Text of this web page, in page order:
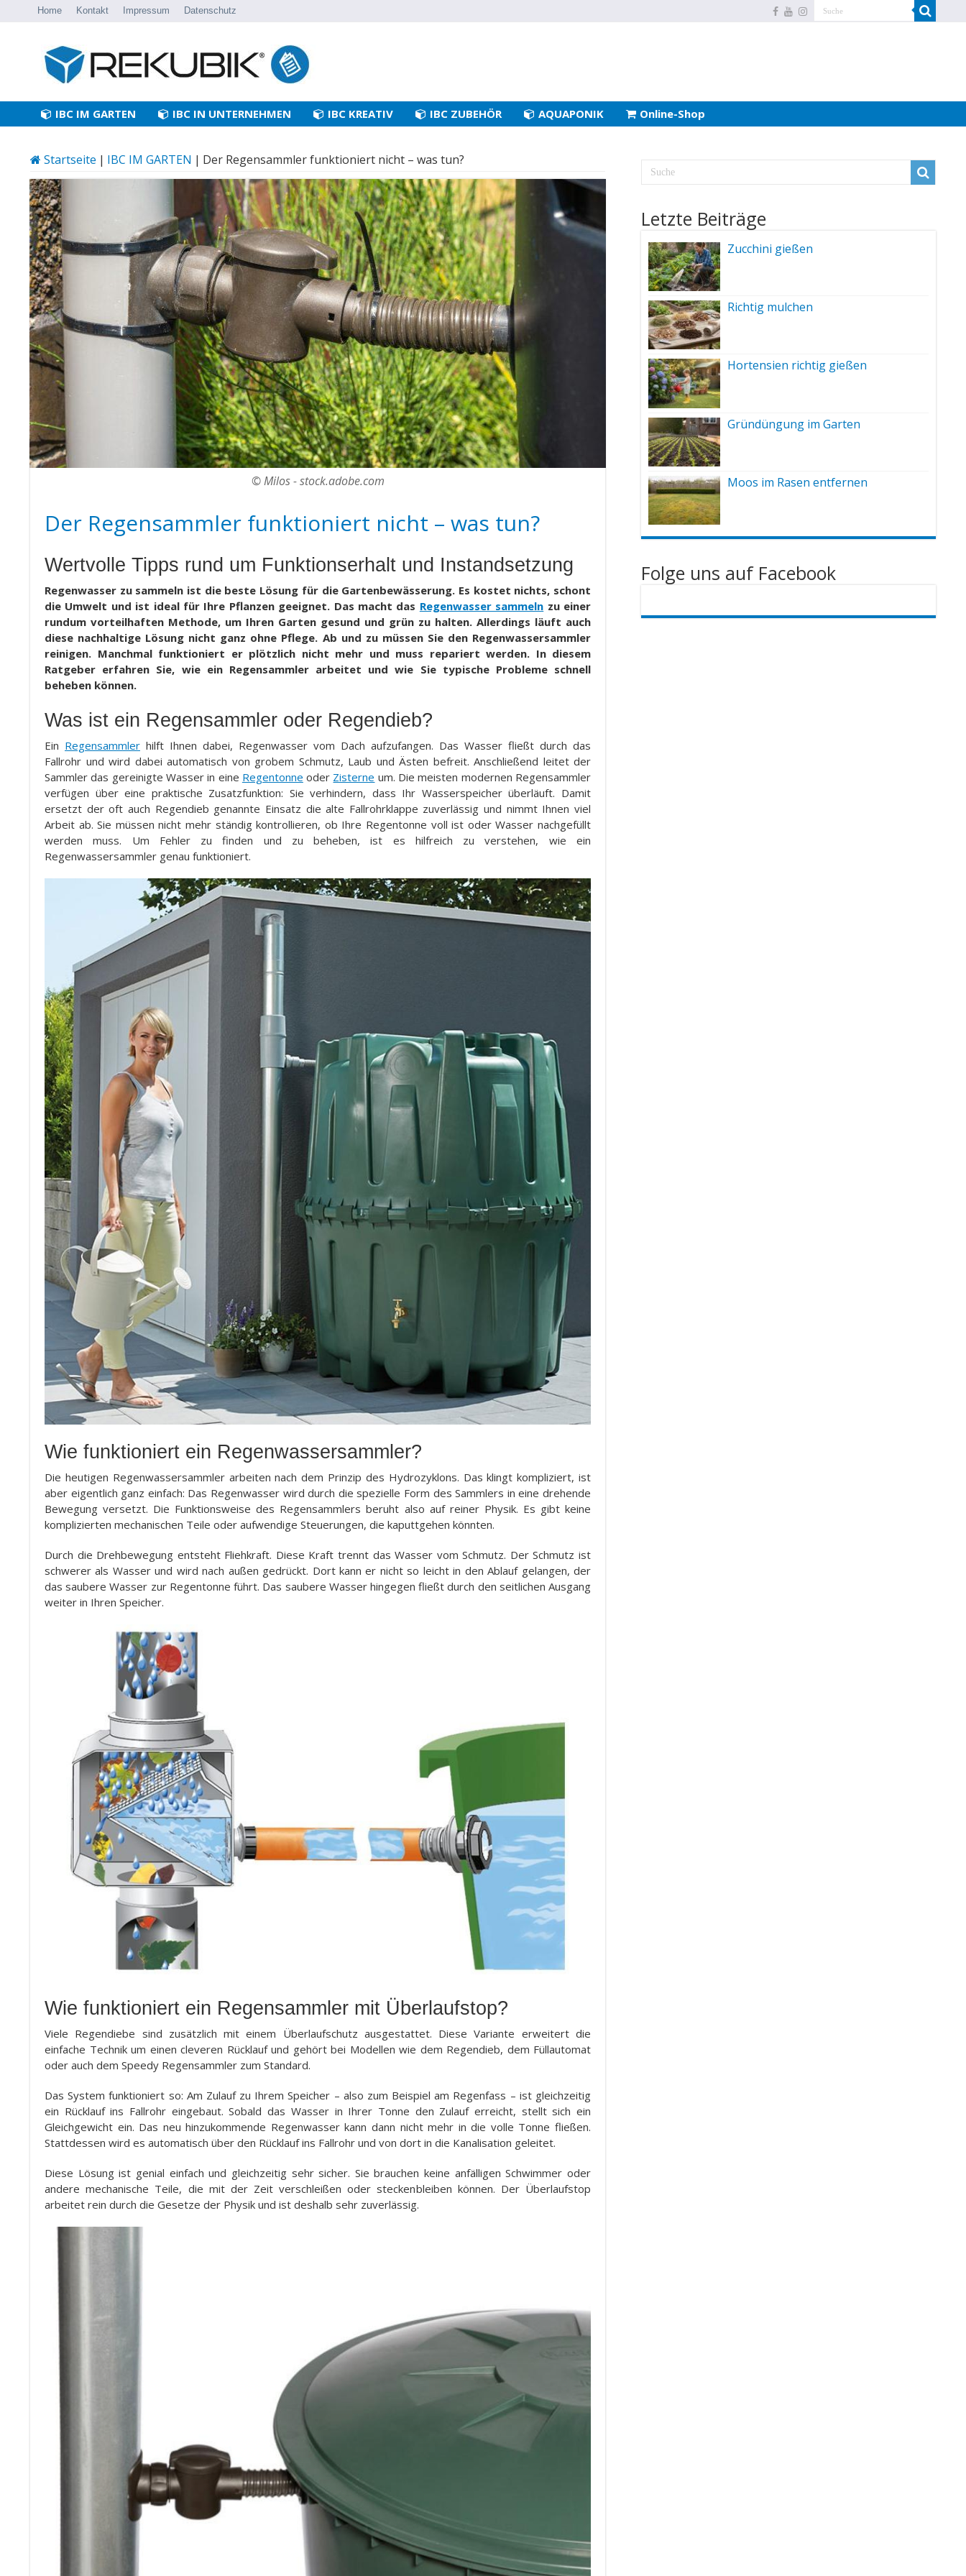
Home Kontakt Impressum Datenschutz
IBC IM GARTEN IBC IN UNTERNEHMEN IBC KREATIV IBC ZUBEHÖR AQUAPONIK Online-Shop
Startseite | IBC IM GARTEN | Der Regensammler funktioniert nicht – was tun?
© Milos - stock.adobe.com
Der Regensammler funktioniert nicht – was tun?
Wertvolle Tipps rund um Funktionserhalt und Instandsetzung
Regenwasser zu sammeln ist die beste Lösung für die Gartenbewässerung. Es kostet nichts, schont
die Umwelt und ist ideal für Ihre Pflanzen geeignet. Das macht das Regenwasser sammeln zu einer
rundum vorteilhaften Methode, um Ihren Garten gesund und grün zu halten. Allerdings läuft auch
diese nachhaltige Lösung nicht ganz ohne Pflege. Ab und zu müssen Sie den Regenwassersammler
reinigen. Manchmal funktioniert er plötzlich nicht mehr und muss repariert werden. In diesem
Ratgeber erfahren Sie, wie ein Regensammler arbeitet und wie Sie typische Probleme schnell
beheben können.
Was ist ein Regensammler oder Regendieb?
Ein Regensammler hilft Ihnen dabei, Regenwasser vom Dach aufzufangen. Das Wasser fließt durch das
Fallrohr und wird dabei automatisch von grobem Schmutz, Laub und Ästen befreit. Anschließend leitet der
Sammler das gereinigte Wasser in eine Regentonne oder Zisterne um. Die meisten modernen Regensammler
verfügen über eine praktische Zusatzfunktion: Sie verhindern, dass Ihr Wasserspeicher überläuft. Damit
ersetzt der oft auch Regendieb genannte Einsatz die alte Fallrohrklappe zuverlässig und nimmt Ihnen viel
Arbeit ab. Sie müssen nicht mehr ständig kontrollieren, ob Ihre Regentonne voll ist oder Wasser nachgefüllt
werden muss. Um Fehler zu finden und zu beheben, ist es hilfreich zu verstehen, wie ein
Regenwassersammler genau funktioniert.
Wie funktioniert ein Regenwassersammler?
Die heutigen Regenwassersammler arbeiten nach dem Prinzip des Hydrozyklons. Das klingt kompliziert, ist
aber eigentlich ganz einfach: Das Regenwasser wird durch die spezielle Form des Sammlers in eine drehende
Bewegung versetzt. Die Funktionsweise des Regensammlers beruht also auf reiner Physik. Es gibt keine
komplizierten mechanischen Teile oder aufwendige Steuerungen, die kaputtgehen könnten.
Durch die Drehbewegung entsteht Fliehkraft. Diese Kraft trennt das Wasser vom Schmutz. Der Schmutz ist
schwerer als Wasser und wird nach außen gedrückt. Dort kann er nicht so leicht in den Ablauf gelangen, der
das saubere Wasser zur Regentonne führt. Das saubere Wasser hingegen fließt durch den seitlichen Ausgang
weiter in Ihren Speicher.
Wie funktioniert ein Regensammler mit Überlaufstop?
Viele Regendiebe sind zusätzlich mit einem Überlaufschutz ausgestattet. Diese Variante erweitert die
einfache Technik um einen cleveren Rücklauf und gehört bei Modellen wie dem Regendieb, dem Füllautomat
oder auch dem Speedy Regensammler zum Standard.
Das System funktioniert so: Am Zulauf zu Ihrem Speicher – also zum Beispiel am Regenfass – ist gleichzeitig
ein Rücklauf ins Fallrohr eingebaut. Sobald das Wasser in Ihrer Tonne den Zulauf erreicht, stellt sich ein
Gleichgewicht ein. Das neu hinzukommende Regenwasser kann dann nicht mehr in die volle Tonne fließen.
Stattdessen wird es automatisch über den Rücklauf ins Fallrohr und von dort in die Kanalisation geleitet.
Diese Lösung ist genial einfach und gleichzeitig sehr sicher. Sie brauchen keine anfälligen Schwimmer oder
andere mechanische Teile, die mit der Zeit verschleißen oder steckenbleiben können. Der Überlaufstop
arbeitet rein durch die Gesetze der Physik und ist deshalb sehr zuverlässig.
Letzte Beiträge
Zucchini gießen
Richtig mulchen
Hortensien richtig gießen
Gründüngung im Garten
Moos im Rasen entfernen
Folge uns auf Facebook